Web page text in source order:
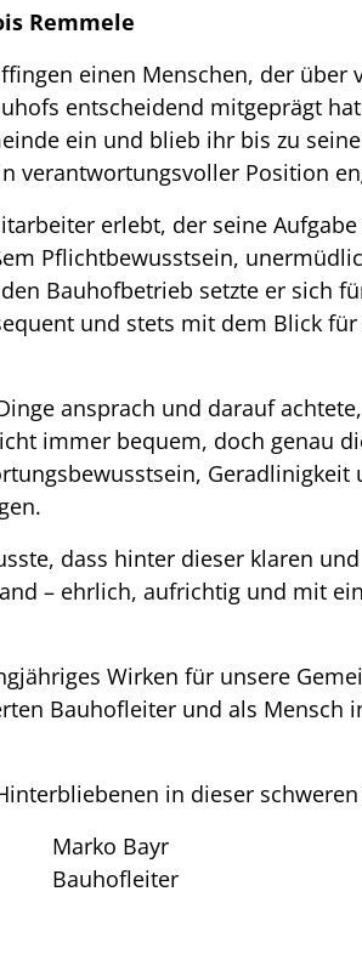
Remmele
einen Menschen, der über
entscheidend mitgeprägt
ein und blieb ihr bis zu
verantwortungsvoller Position
erlebt, der seine
Pflichtbewusstsein,
Bauhofbetrieb setzte er sich
und stets mit dem Blick für
ansprach und darauf
immer bequem, doch genau
Geradlinigkeit
dass hinter dieser klaren und
– ehrlich, aufrichtig und mit
Wirken für unsere
Bauhofleiter und als Mensch
in dieser schweren
Marko Bayr
Bauhofleiter